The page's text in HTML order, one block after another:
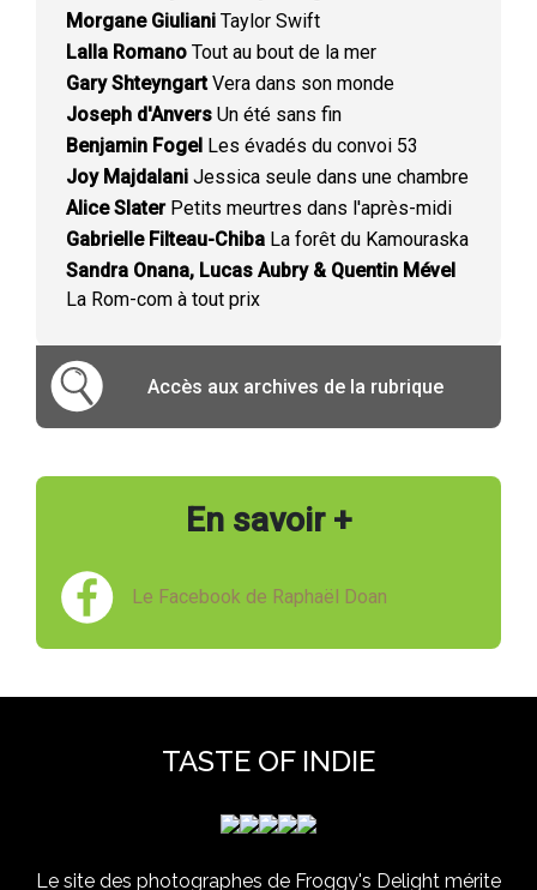
Morgane Giuliani Taylor Swift
Lalla Romano Tout au bout de la mer
Gary ShteyngartVera dans son monde
Joseph d'Anvers Un été sans fin
Benjamin Fogel Les évadés du convoi 53
Joy Majdalani Jessica seule dans une chambre
Alice SlaterPetits meurtres dans l'après-midi
Gabrielle Filteau-Chiba La forêt du Kamouraska
Sandra Onana, Lucas Aubry & Quentin Mével
La Rom-com à tout prix
Accès aux archives de la rubrique
En savoir +
Le Facebook de Raphaël Doan
TASTE OF INDIE
Le site des photographes de Froggy's Delight mérite